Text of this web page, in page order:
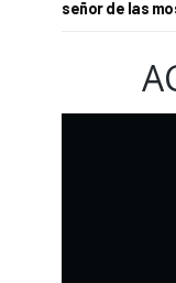
señor de las